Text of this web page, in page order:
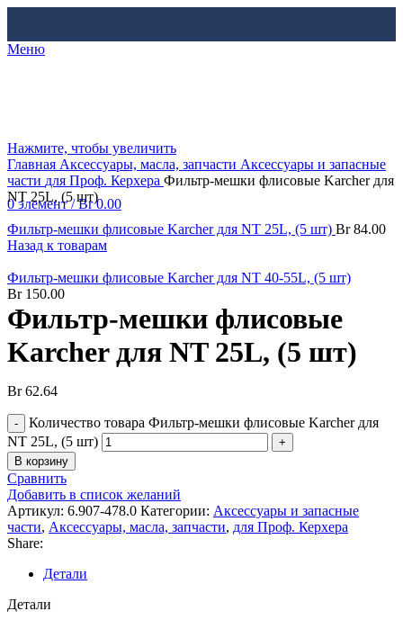
Меню
0элемент / Br0.00
Нажмите, чтобы увеличить
Главная Аксессуары, масла, запчасти Аксессуары и запасные
части для Проф. Керхера Фильтр-мешки флисовые Karcher для
NT 25L, (5 шт)
Фильтр-мешки флисовые Karcher для NT 25L, (5 шт) Br84.00
Назад к товарам
Фильтр-мешки флисовые Karcher для NT 40-55L, (5 шт)
Br150.00
Фильтр-мешки флисовые
Karcher для NT 25L, (5 шт)
Br62.64
Количество товара Фильтр-мешки флисовые Karcher для
NT 25L, (5 шт)
В корзину
Сравнить
Добавить в список желаний
Артикул: 6.907-478.0 Категории: Аксессуары и запасные
части, Аксессуары, масла, запчасти, для Проф. Керхера
Share:
Детали
Детали